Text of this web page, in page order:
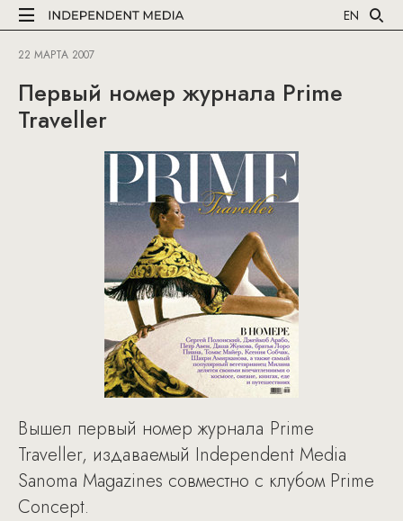
EN
22 МАРТА 2007
Первый номер журнала Prime
Traveller
Вышел первый номер журнала Prime
Traveller, издаваемый Independent Media
Sanoma Magazines совместно с клубом Prime
Concept.